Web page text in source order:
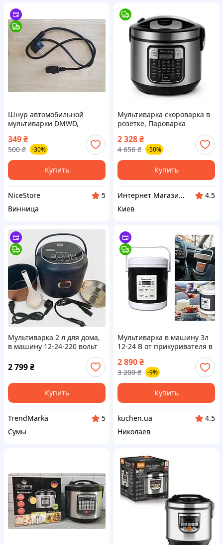
Шнур автомобильной
мультиварки DMWD,
1.6л, 2л, 3л 1м для розетки
220 вольт
349₴
500 ₴ -30%
Купить
NiceStore
5
Винница
Мультиварка скороварка в
розетке, Пароварка
скороварка, Мультиварка
для дома качественная
мультиварка, MTS
2 328₴
4 656 ₴ -50%
Купить
Интернет Магазин "StepShop"
4.5
Киев
Мультиварка 2 л для дома,
в машину 12-24-220 вольт
2 799₴
Купить
TrendMarka
5
Сумы
Мультиварка в машину 3л
12-24 В от прикуривателя в
машину ,в фуру и для дома .
Мультиварка
автомобильная для
дальнобойщикА
2 890₴
3 200 ₴ -9%
Купить
kuchen.ua
4.5
Николаев